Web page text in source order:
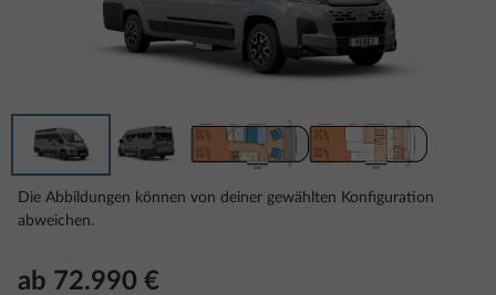
Die Abbildungen können von deiner gewählten Konfiguration
abweichen.
ab 72.990 €